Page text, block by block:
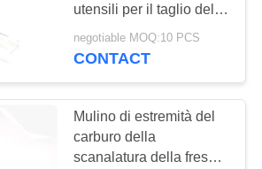
utensili per il taglio del
mulino di estremità T
che taglia il mulino di
negotiable MOQ:10 PCS
CONTACT
Mulino di estremità del
carburo della
scanalatura della fresa